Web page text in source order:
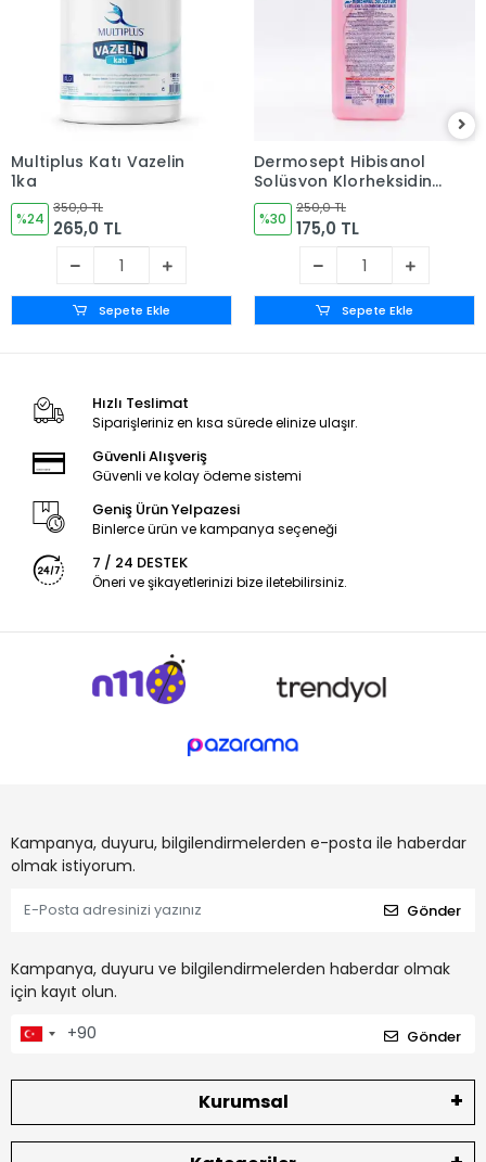
Multiplus Katı Vazelin
1kg
%24
350,0 TL
265,0 TL
Sepete Ekle
Dermosept Hibisanol
Solüsyon Klorheksidin
(CHLORHEXİDİNE %4) (
Alkol Bazlı (10%) 1 LT
%30
250,0 TL
175,0 TL
Sepete Ekle
Hızlı Teslimat
Siparişleriniz en kısa sürede elinize ulaşır.
Güvenli Alışveriş
Güvenli ve kolay ödeme sistemi
Geniş Ürün Yelpazesi
Binlerce ürün ve kampanya seçeneği
7 / 24 DESTEK
Öneri ve şikayetlerinizi bize iletebilirsiniz.
Kampanya, duyuru, bilgilendirmelerden e-posta ile haberdar
olmak istiyorum.
Gönder
Kampanya, duyuru ve bilgilendirmelerden haberdar olmak
için kayıt olun.
Gönder
Kurumsal